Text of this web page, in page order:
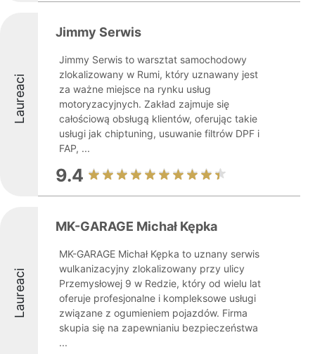
Laureaci
Jimmy Serwis
Jimmy Serwis to warsztat samochodowy
zlokalizowany w Rumi, który uznawany jest
za ważne miejsce na rynku usług
motoryzacyjnych. Zakład zajmuje się
całościową obsługą klientów, oferując takie
usługi jak chiptuning, usuwanie filtrów DPF i
FAP, ...
9.4
Laureaci
MK-GARAGE Michał Kępka
MK-GARAGE Michał Kępka to uznany serwis
wulkanizacyjny zlokalizowany przy ulicy
Przemysłowej 9 w Redzie, który od wielu lat
oferuje profesjonalne i kompleksowe usługi
związane z ogumieniem pojazdów. Firma
skupia się na zapewnianiu bezpieczeństwa
...